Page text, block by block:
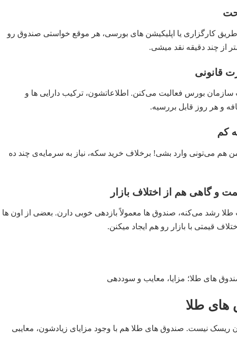
کارگزاری یا اپلیکیشن‌ های بورسی، هر موقع خواستی صندوق رو
از چند دقیقه نقد میشی.
بورس فعالیت می‌کنن. اطلاعاتشون، ترکیب دارایی‌ ها و
و هر روز قابل بررسیه.
هم می‌تونی وارد بشی! برخلاف خرید سکه، نیاز به سرمایه‌ی چند ده
رشد می‌کنه، صندوق‌ ها معمولاً بازدهی خوبی دارن. بعضی از اون‌ ها
قیمتی با بازار رو هم ایجاد میکنن.
های طلا
ریسک نیست. صندوق‌ های طلا هم با وجود مزایای زیادشون، معایبی